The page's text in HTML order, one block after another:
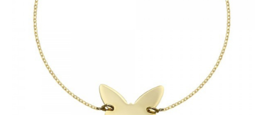
Cercei din aur dama
Cercei de aur lungi cu lant
Cercei din aur tortite
Cercei din aur alb
Cercei aur cu surub